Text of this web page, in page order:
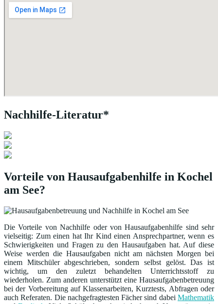
Nachhilfe-Literatur*
Vorteile von Hausaufgabenhilfe in Kochel
am See?
Die Vorteile von Nachhilfe oder von Hausaufgabenhilfe sind sehr
vielseitig: Zum einen hat Ihr Kind einen Ansprechpartner, wenn es
Schwierigkeiten und Fragen zu den Hausaufgaben hat. Auf diese
Weise werden die Hausaufgaben nicht am nächsten Morgen bei
einem Mitschüler abgeschrieben, sondern selbst gelöst. Das ist
wichtig, um den zuletzt behandelten Unterrichtsstoff zu
wiederholen. Zum anderen unterstützt eine Hausaufgabenbetreuung
bei der Vorbereitung auf Klassenarbeiten, Kurztests, Abfragen oder
auch Referaten. Die nachgefragtesten Fächer sind dabei Mathematik